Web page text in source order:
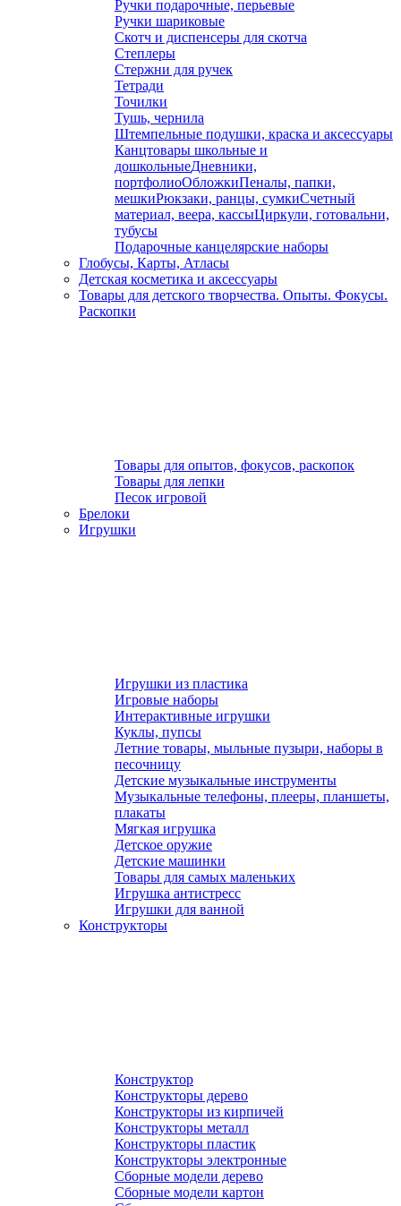
Ручки подарочные, перьевые
Ручки шариковые
Скотч и диспенсеры для скотча
Степлеры
Стержни для ручек
Тетради
Точилки
Тушь, чернила
Штемпельные подушки, краска и аксессуары
Канцтовары школьные и
дошкольныеДневники,
портфолиоОбложкиПеналы, папки,
мешкиРюкзаки, ранцы, сумкиСчетный
материал, веера, кассыЦиркули, готовальни,
тубусы
Подарочные канцелярские наборы
Глобусы, Карты, Атласы
Детская косметика и аксессуары
Товары для детского творчества. Опыты. Фокусы.
Раскопки
Товары для опытов, фокусов, раскопок
Товары для лепки
Песок игровой
Брелоки
Игрушки
Игрушки из пластика
Игровые наборы
Интерактивные игрушки
Куклы, пупсы
Летние товары, мыльные пузыри, наборы в
песочницу
Детские музыкальные инструменты
Музыкальные телефоны, плееры, планшеты,
плакаты
Мягкая игрушка
Детское оружие
Детские машинки
Товары для самых маленьких
Игрушка антистресс
Игрушки для ванной
Конструкторы
Конструктор
Конструкторы дерево
Конструкторы из кирпичей
Конструкторы металл
Конструкторы пластик
Конструкторы электронные
Сборные модели дерево
Сборные модели картон